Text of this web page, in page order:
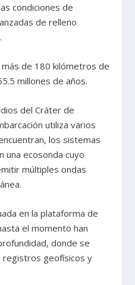
condiciones de
de relleno
de 180 kilómetros de
millones de años.
del Cráter de
utiliza varios
los sistemas
una ecosonda cuyo
múltiples ondas
en la plataforma de
el momento han
donde se
registros geofísicos y